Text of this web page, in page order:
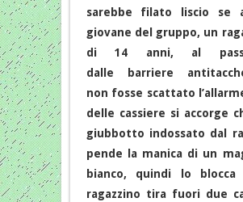
sarebbe filato liscio se
giovane del gruppo, un
di 14 anni, al
dalle barriere
non fosse scattato
delle cassiere si accorge
giubbotto indossato dal
pende la manica di un
bianco, quindi lo
ragazzino tira fuori due